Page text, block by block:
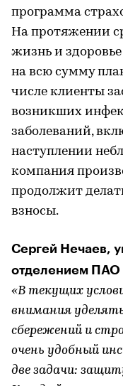
программа
На протяжении
жизнь и
на всю сумму
числе клиенты
возникших
заболеваний,
наступлении
компания
продолжит
взносы.
Сергей Нечаев,
отделением ПАО
«В текущих
внимания
сбережений и
очень удобный
две задачи: